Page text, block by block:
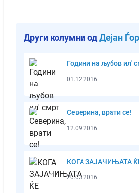
Други колумни одДејан
Години на љубов ил'
01.12.2016
Северина, врати се!
12.09.2016
КОГА ЗАЈАЧИЊАТА
20.03.2016